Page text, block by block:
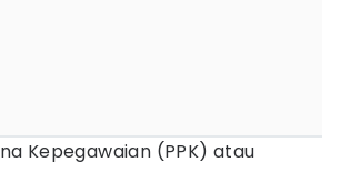
Kepegawaian (PPK) atau